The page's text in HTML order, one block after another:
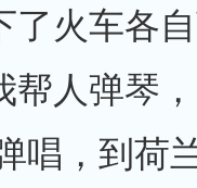
了火车各
帮人弹琴
唱，到